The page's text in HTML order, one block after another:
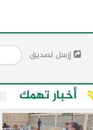
إرسل لصديقFacebook
أخبار تهمك